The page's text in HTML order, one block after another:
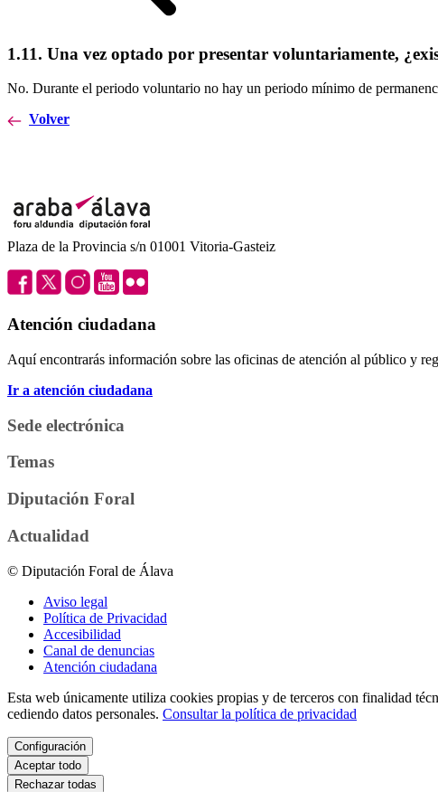
1.11. Una vez optado por presentar voluntariamente,
No. Durante el periodo voluntario no hay un periodo mínimo de
Volver
Plaza de la Provincia s/n 01001 Vitoria-Gasteiz
Atención ciudadana
Aquí encontrarás información sobre las oficinas de atención al público y
Ir a atención ciudadana
Sede electrónica
Temas
Diputación Foral
Actualidad
© Diputación Foral de Álava
Aviso legal
Política de Privacidad
Accesibilidad
Canal de denuncias
Atención ciudadana
Esta web únicamente utiliza cookies propias y de terceros con finalidad
cediendo datos personales. Consultar la política de privacidad
Configuración
Aceptar todo
Rechazar todas